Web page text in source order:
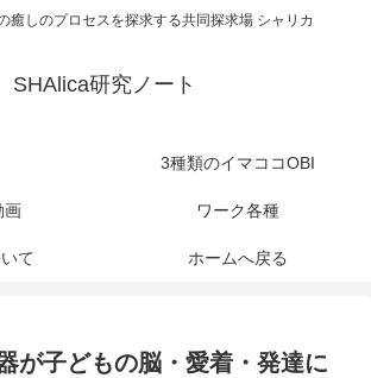
癒しのプロセスを探求する共同探求場 シャリカ
SHAlica研究ノート
3種類のイマココOBI
画 ワーク各種
て ホームへ戻る
が子どもの脳・愛着・発達に